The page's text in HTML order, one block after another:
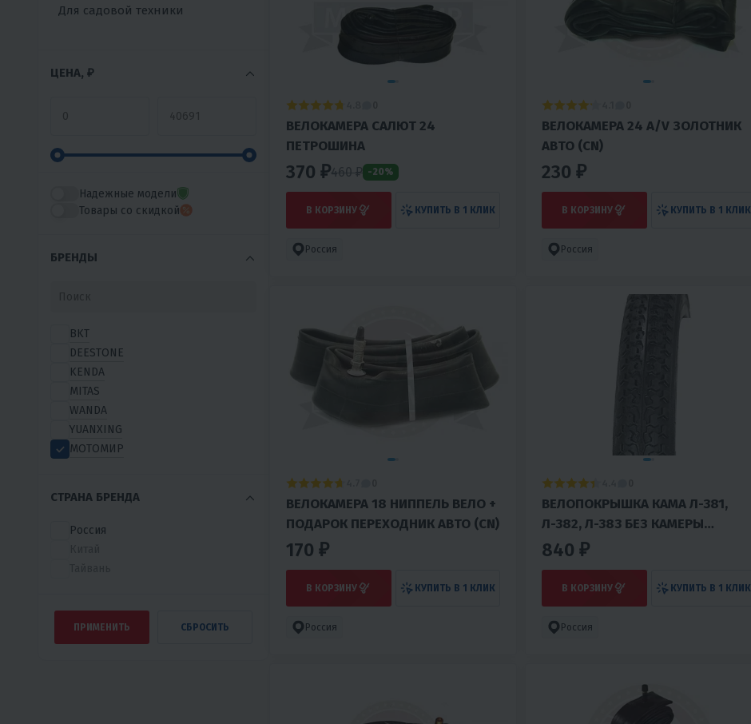
Для садовой техники
ЦЕНА, ₽
Надежные модели
Товары со скидкой
БРЕНДЫ
BKT
DEESTONE
KENDA
MITAS
WANDA
YUANXING
МОТОМИР
СТРАНА БРЕНДА
Россия
ВЕЛОКАМЕРА САЛЮТ 24
ПЕТРОШИНА
370 ₽460₽ -20%
В КОРЗИНУ КУПИТЬ В 1 КЛИК
Россия
ВЕЛОКАМЕРА 24 А/V ЗОЛОТНИК
АВТО (CN)
230 ₽
В КОРЗИНУ КУПИТЬ В 1 КЛИК
Россия
ВЕЛОКАМЕРА 18 НИППЕЛЬ ВЕЛО +
ПОДАРОК ПЕРЕХОДНИК АВТО (CN)
170 ₽
В КОРЗИНУ КУПИТЬ В 1 КЛИК
Россия
ВЕЛОПОКРЫШКА КАМА Л-381,
Л-382, Л-383 БЕЗ КАМЕРЫ
ПЕТРОШИНА
840 ₽
В КОРЗИНУ КУПИТЬ В 1 КЛИК
Россия